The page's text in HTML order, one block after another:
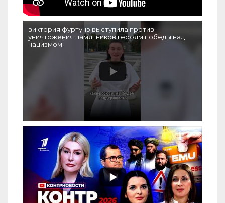
виктория фуртунэ выступила против
уничтожения памятников героям победы над
нацизмом